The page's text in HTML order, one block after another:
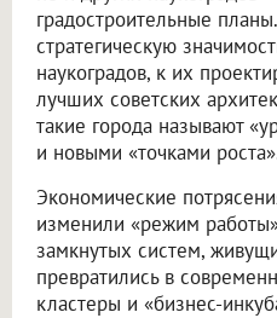
градостроительные
стратегическую
наукоградов, к их
лучших советских
такие города называют
и новыми «точками
Экономические
изменили «режим
замкнутых систем,
превратились в
кластеры и «бизнес-